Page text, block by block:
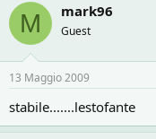
M mark96
Guest
13 Maggio 2009
stabile.......lestofante